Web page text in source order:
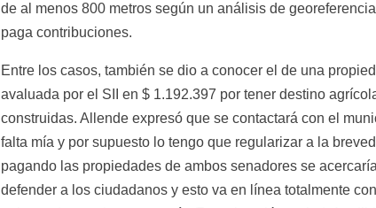
de al menos 800 metros según un análisis de
paga contribuciones.
Entre los casos, también se dio a conocer el de una
avaluada por el SII en $ 1.192.397 por tener destino
construidas. Allende expresó que se contactará con el
falta mía y por supuesto lo tengo que regularizar a la
pagando las propiedades de ambos senadores se
defender a los ciudadanos y esto va en línea totalmente